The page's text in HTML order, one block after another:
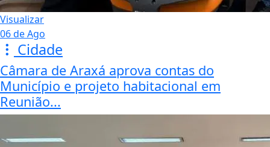
Visualizar
06 de Ago
Cidade
Câmara de Araxá aprova contas do
Município e projeto habitacional em
Reunião...